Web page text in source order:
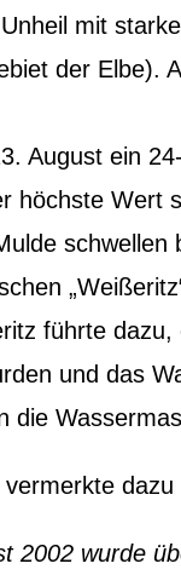
mit
der Elbe).
August ein
höchste Wert
schwellen
führte
und das
die
dazu
2002 wurde